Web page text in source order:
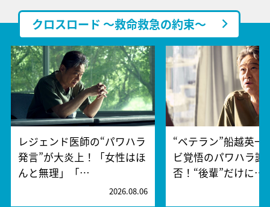
クロスロード ～救命救急の約束～
レジェンド医師の“パワハラ
発言”が大炎上！「女性はほ
んと無理」「…
2026.08.06
“ベテラン”船越英一
ビ覚悟のパワハラ謝
否！“後輩”だけに…